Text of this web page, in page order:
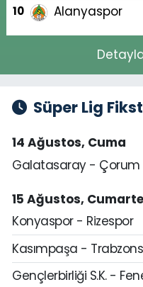
10 Alanyaspor
Süper Lig
14 Ağustos, Cuma
Galatasaray - Çorum
15 Ağustos,
Konyaspor - Rizespor
Kasımpaşa -
Gençlerbirliği S.K. -